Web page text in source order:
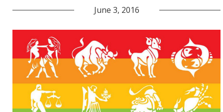
June 3, 2016